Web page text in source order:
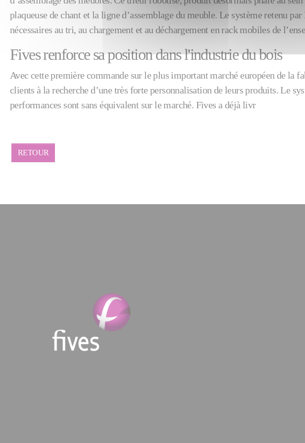
plaqueuse de chant et la ligne d’assemblage du meuble. Le système retenu
nécessaires au tri, au chargement et au déchargement en rack mobiles de
Fives renforce sa position dans l'industrie du bois
Avec cette première commande sur le plus important marché européen de
clients à la recherche d’une très forte personnalisation de leurs produits. Le
performances sont sans équivalent sur le marché. Fives a déjà livr
RETOUR